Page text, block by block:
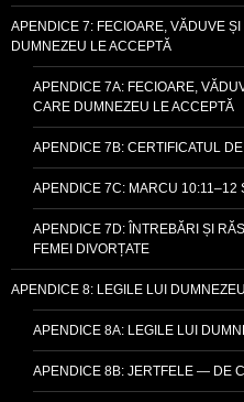
APENDICE 7: FECIOARE, VĂDUVE
DUMNEZEU LE ACCEPTĂ
APENDICE 7A: FECIOARE,
CARE DUMNEZEU LE ACCEPTĂ
APENDICE 7B: CERTIFICATUL
APENDICE 7C: MARCU 10:11–12
APENDICE 7D: ÎNTREBĂRI ȘI
FEMEI DIVORȚATE
APENDICE 8: LEGILE LUI
APENDICE 8A: LEGILE LUI
APENDICE 8B: JERTFELE — DE